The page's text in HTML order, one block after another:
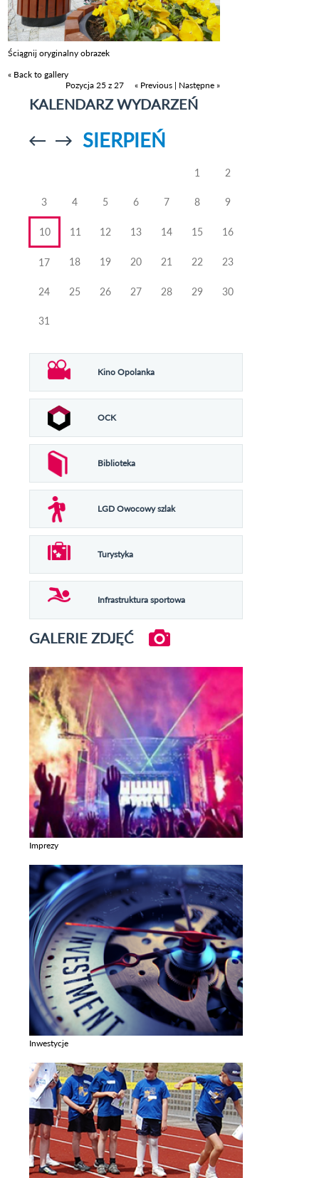
Ściągnij oryginalny obrazek
« Back to gallery
Pozycja 25 z 27
« Previous | Następne »
KALENDARZ WYDARZEŃ
Przejdź doPrzejdź do
SIERPIEŃ
1 2
3 4 5 6 7 8 9
10 11 12 13 14 15 16
17 18 19 20 21 22 23
24 25 26 27 28 29 30
31
Kino Opolanka
OCK
Biblioteka
LGD Owocowy szlak
Turystyka
Infrastruktura sportowa
GALERIE ZDJĘĆ
Imprezy
Inwestycje